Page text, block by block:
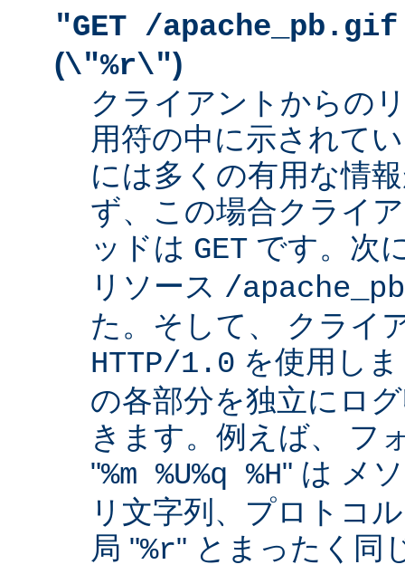
"GET /
(\"%r\")
クライアントからの
用符の中に示されて
には多くの有用な情
ず、この場合クライ
ッドは GET です。次
リソース /
た。そして、 クライ
HTTP/1.0 を使用し
の各部分を独立にロ
きます。例えば、 フ
"%m %U%q %H" は メ
リ文字列、プロトコ
局 "%r" とまったく同